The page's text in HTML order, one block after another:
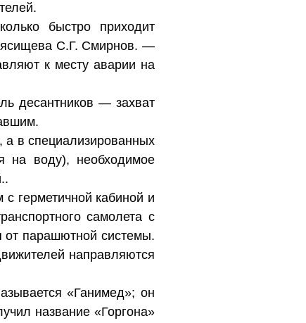
быстро приходит
С.Г. Смирнов. —
к месту аварии на
десантников — захват
в специализированных
на воду), необходимое
герметичной кабиной и
самолета с
от парашютной системы.
направляются
«Ганимед»; он
название «Горгона»